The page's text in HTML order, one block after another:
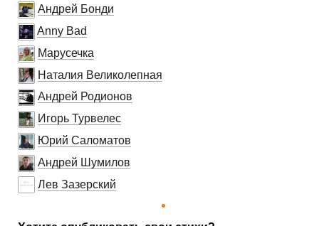
Андрей Бонди
Anny Bad
Марусечка
Наталия Великолепная
Андрей Родионов
Игорь Турвелес
Юрий Саломатов
Андрей Шумилов
Лев Зазерский